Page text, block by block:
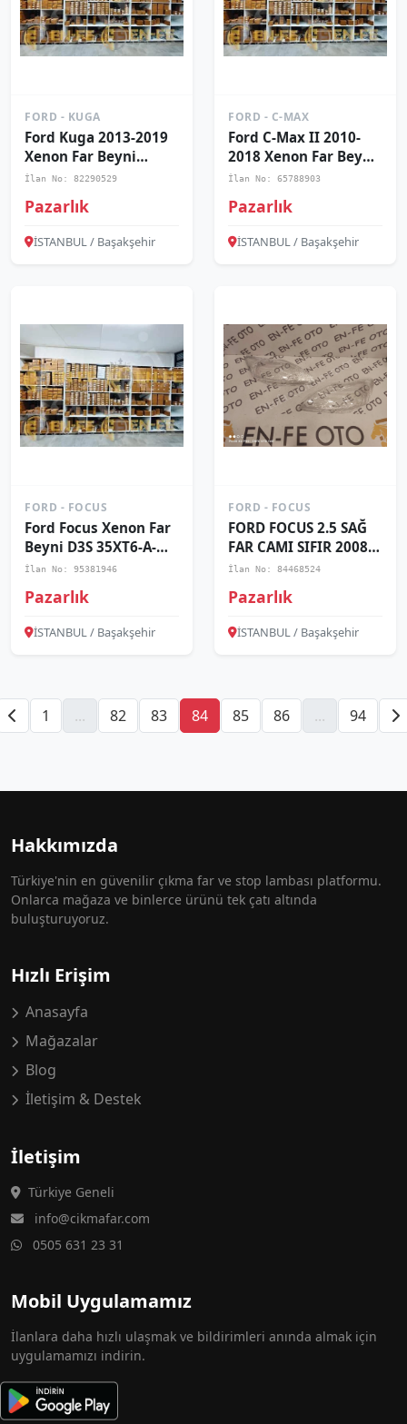
FORD - KUGA
Ford Kuga 2013-2019
Xenon Far Beyni
89089352
İlan No: 82290529
Pazarlık
İSTANBUL / Başakşehir
FORD - C-MAX
Ford C-Max II 2010-
2018 Xenon Far Beyni
1697303
İlan No: 65788903
Pazarlık
İSTANBUL / Başakşehir
FORD - FOCUS
Ford Focus Xenon Far
Beyni D3S 35XT6-A-
D1/12V 1710026 3-Pin
İlan No: 95381946
Pazarlık
İSTANBUL / Başakşehir
FORD - FOCUS
FORD FOCUS 2.5 SAĞ
FAR CAMI SIFIR 2008
2009 2010 2011 2012
İlan No: 84468524
Pazarlık
İSTANBUL / Başakşehir
1 ... 82 83 84 85 86 ... 94
Hakkımızda
Türkiye'nin en güvenilir çıkma far ve stop lambası platformu.
Onlarca mağaza ve binlerce ürünü tek çatı altında
buluşturuyoruz.
Hızlı Erişim
Anasayfa
Mağazalar
Blog
İletişim & Destek
İletişim
Türkiye Geneli
info@cikmafar.com
0505 631 23 31
Mobil Uygulamamız
İlanlara daha hızlı ulaşmak ve bildirimleri anında almak için
uygulamamızı indirin.